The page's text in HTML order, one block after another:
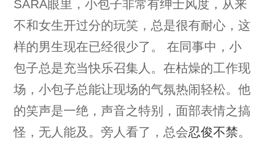
SARA眼里，小包子非常有绅士风度，从来
不和女生开过分的玩笑，总是很有耐心，这
样的男生现在已经很少了。 在同事中，小
包子总是充当快乐召集人。在枯燥的工作现
场，小包子总能让现场的气氛热闹轻松。他
的笑声是一绝，声音之特别，面部表情之搞
怪，无人能及。旁人看了，总会忍俊不禁 。